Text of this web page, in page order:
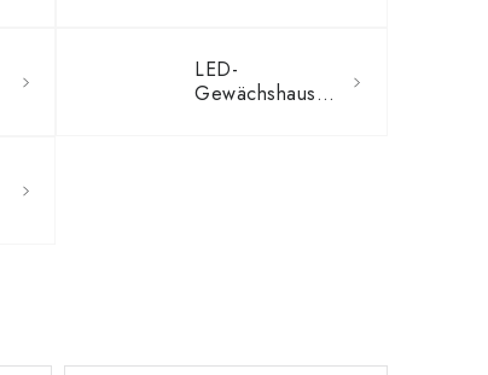
LED-
Gewächshausbeleuchtung